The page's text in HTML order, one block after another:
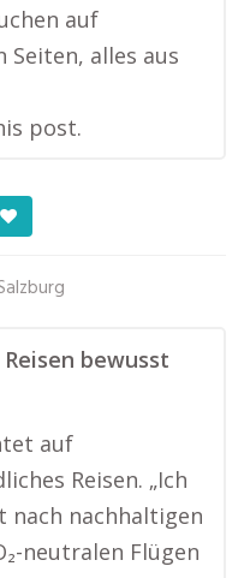
auf
Seiten, alles aus
post.
bewusst
auf
Reisen. „Ich
nach nachhaltigen
neutralen Flügen